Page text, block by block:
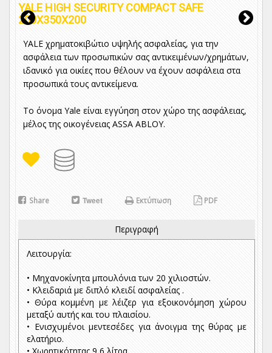
YALE HIGH SECURITY COMPACT SAFE
200X350X200
YALE χρηματοκιβώτιο υψηλής ασφαλείας, για την
ασφάλεια των προσωπικών σας αντικειμένων/χρημάτων,
ιδανικό για οικίες που θέλουν να έχουν ασφάλεια στα
προσωπικά τους αντικείμενα.
Το όνομα Yale είναι εγγύηση στον χώρο της ασφάλειας,
μέλος της οικογένειας ASSA ABLOY.
Share Tweet Εκτύπωση PDF
Περιγραφή
Λειτουργία:
• Μηχανοκίνητα μπουλόνια των 20 χιλιοστών.
• Κλειδαριά με διπλό κλειδί ασφαλείας .
• Θύρα κομμένη με λέιζερ για εξοικονόμηση χώρου
μεταξύ αυτής και του πλαισίου.
• Ενισχυμένοι μεντεσέδες για άνοιγμα της θύρας με
ελατήριο.